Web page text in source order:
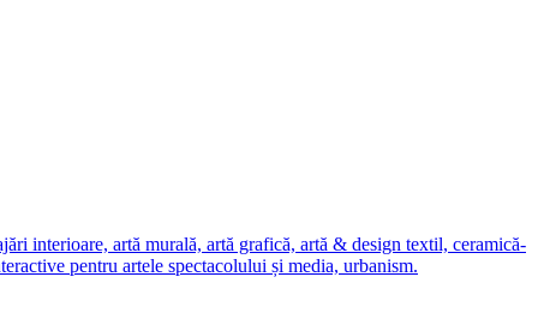
interioare, artă murală, artă grafică, artă & design textil, ceramică-
pentru artele spectacolului și media, urbanism.